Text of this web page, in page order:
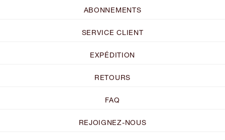
ABONNEMENTS
SERVICE CLIENT
EXPÉDITION
RETOURS
FAQ
REJOIGNEZ-NOUS